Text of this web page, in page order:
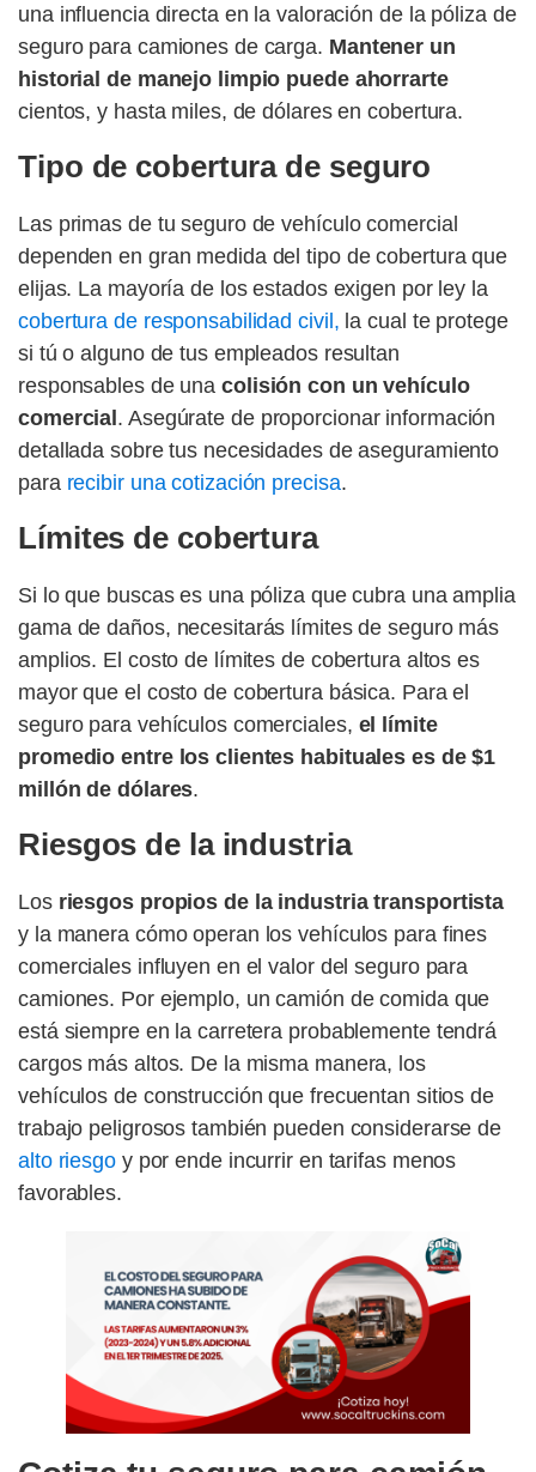
una influencia directa en la valoración de la póliza de
seguro para camiones de carga. Mantener un
historial de manejo limpio puede ahorrarte
cientos, y hasta miles, de dólares en cobertura.
Tipo de cobertura de seguro
Las primas de tu seguro de vehículo comercial
dependen en gran medida del tipo de cobertura que
elijas. La mayoría de los estados exigen por ley la
cobertura de responsabilidad civil, la cual te protege
si tú o alguno de tus empleados resultan
responsables de una colisión con un vehículo
comercial. Asegúrate de proporcionar información
detallada sobre tus necesidades de aseguramiento
para recibir una cotización precisa.
Límites de cobertura
Si lo que buscas es una póliza que cubra una amplia
gama de daños, necesitarás límites de seguro más
amplios. El costo de límites de cobertura altos es
mayor que el costo de cobertura básica. Para el
seguro para vehículos comerciales, el límite
promedio entre los clientes habituales es de $1
millón de dólares.
Riesgos de la industria
Losriesgos propios de la industria transportista
y la manera cómo operan los vehículos para fines
comerciales influyen en el valor del seguro para
camiones. Por ejemplo, un camión de comida que
está siempre en la carretera probablemente tendrá
cargos más altos. De la misma manera, los
vehículos de construcción que frecuentan sitios de
trabajo peligrosos también pueden considerarse de
alto riesgoy por ende incurrir en tarifas menos
favorables.